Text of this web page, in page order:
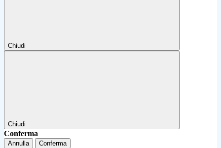
Chiudi
Chiudi
Conferma
Annulla Conferma